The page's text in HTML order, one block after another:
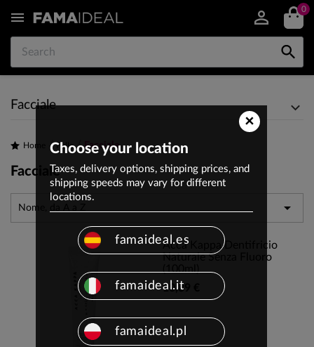
 0

Facciale
Home Pelle Facciale
Facciale
Nome, da A a Z 
Acca Kappa Dentifricio
Naturale Senza Fluoro
10,89 €
×
Choose your location
Taxes, delivery options, shipping prices, and
shipping speeds may vary for different
locations.
famaideal.es
famaideal.it
famaideal.pl